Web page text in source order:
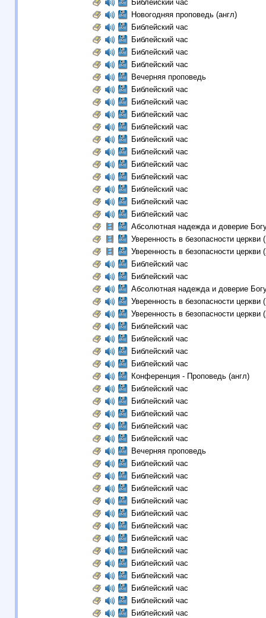
Библейский час
Новогодняя проповедь (англ)
Библейский час
Библейский час
Библейский час
Библейский час
Вечерняя проповедь
Библейский час
Библейский час
Библейский час
Библейский час
Библейский час
Библейский час
Библейский час
Библейский час
Библейский час
Библейский час
Библейский час
Абсолютная надежда и доверие
Уверенность в безопасности церкви
Уверенность в безопасности церкви
Библейский час
Библейский час
Абсолютная надежда и доверие
Уверенность в безопасности церкви
Уверенность в безопасности церкви
Библейский час
Библейский час
Библейский час
Библейский час
Конференция - Проповедь (aнгл)
Библейский час
Библейский час
Библейский час
Библейский час
Библейский час
Вечерняя проповедь
Библейский час
Библейский час
Библейский час
Библейский час
Библейский час
Библейский час
Библейский час
Библейский час
Библейский час
Библейский час
Библейский час
Библейский час
Библейский час